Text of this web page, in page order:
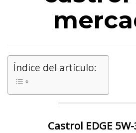
Índice del artículo:
Castrol EDGE